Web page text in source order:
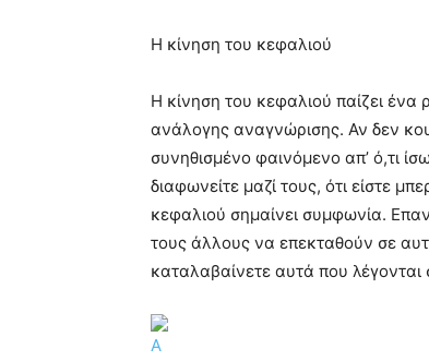
Η κίνηση του κεφαλιού
Η κίνηση του κεφαλιού παίζει ένα
ανάλογης αναγνώρισης. Αν δεν
συνηθισμένο φαινόμενο απ’ ό,τι
διαφωνείτε μαζί τους, ότι είστε
κεφαλιού σημαίνει συμφωνία.
τους άλλους να επεκταθούν σε
καταλαβαίνετε αυτά που